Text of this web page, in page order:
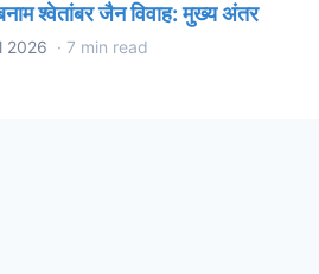
श्वेतांबर जैन विवाह: मुख्य अंतर
2026 · 7 min read